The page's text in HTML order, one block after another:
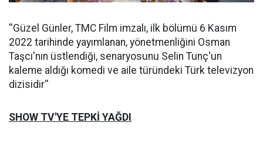
''Güzel Günler, TMC Film imzalı, ilk bölümü 6 Kasım
2022 tarihinde yayımlanan, yönetmenliğini Osman
Taşcı'nın üstlendiği, senaryosunu Selin Tunç'un
kaleme aldığı komedi ve aile türündeki Türk televizyon
dizisidir''
SHOW TV'YE TEPKİ YAĞDI